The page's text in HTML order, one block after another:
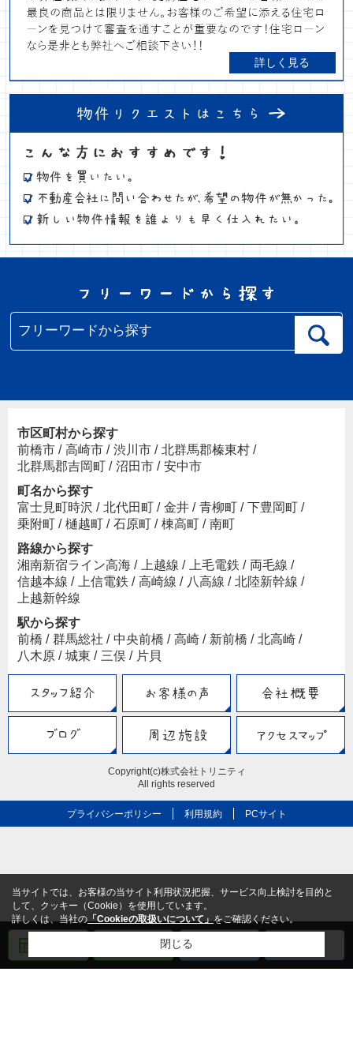
詳しく見る
市区町村から探す
前橋市 / 高崎市 / 渋川市 / 北群馬郡榛東村 /
北群馬郡吉岡町 / 沼田市 / 安中市
町名から探す
富士見町時沢 / 北代田町 / 金井 / 青柳町 / 下豊岡町 /
乗附町 / 樋越町 / 石原町 / 棟高町 / 南町
路線から探す
湘南新宿ライン高海 / 上越線 / 上毛電鉄 / 両毛線 /
信越本線 / 上信電鉄 / 高崎線 / 八高線 / 北陸新幹線 /
上越新幹線
駅から探す
前橋 / 群馬総社 / 中央前橋 / 高崎 / 新前橋 / 北高崎 /
八木原 / 城東 / 三俣 / 片貝
Copyright(c)株式会社トリニティ
All rights reserved
プライバシーポリシー 利用規約 PCサイト
当サイトでは、お客様の当サイト利用状況把握、サービス向上検討を目的と
して、クッキー（Cookie）を使用しています。
詳しくは、当社の「Cookieの取扱いについて」をご確認ください。
閉じる